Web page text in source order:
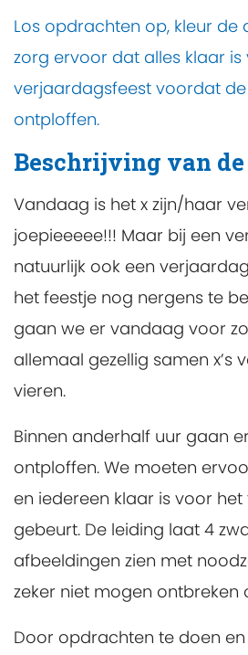
Los opdrachten op, kleur de
zorg ervoor dat alles klaar is
verjaardagsfeest voordat
ontploffen.
Beschrijving van
Vandaag is het x zijn/haar
joepieeeee!!! Maar bij een
natuurlijk ook een
het feestje nog nergens te
gaan we er vandaag voor
allemaal gezellig samen x’s
vieren.
Binnen anderhalf uur gaan
ontploffen. We moeten
en iedereen klaar is voor
gebeurt. De leiding laat 4
afbeeldingen zien met
zeker niet mogen ontbreken
Door opdrachten te doen